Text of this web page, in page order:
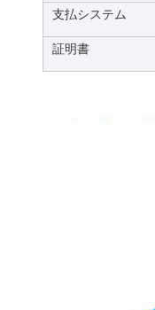
支払システム
証明書